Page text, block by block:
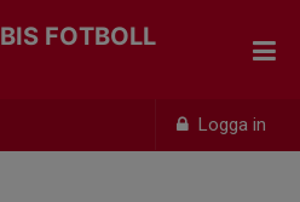
Logga in
FOTBOLL